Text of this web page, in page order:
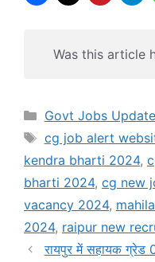
Was this article
Categories
Govt Jobs
Tags
cg job alert
kendra bharti 2024,
bharti 2024, cg new
vacancy 2024,
2024, raipur new
रायपुर में सहायक ग्रेड